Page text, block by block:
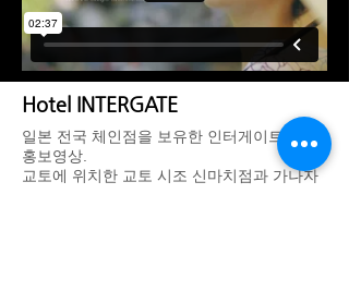
Hotel INTERGATE
일본 전국 체인점을 보유한 인터게이트 호텔
홍보영상.
교토에 위치한 교토 시조 신마치점과 가나자